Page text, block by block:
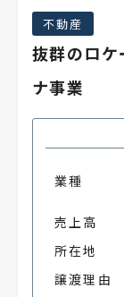
不動産
抜群のロケ
ナ事業
業種
売上高
所在地
譲渡理由